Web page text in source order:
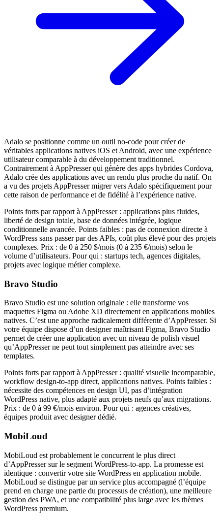
Adalo se positionne comme un outil no-code pour créer de
véritables applications natives iOS et Android, avec une expérience
utilisateur comparable à du développement traditionnel.
Contrairement à AppPresser qui génère des apps hybrides Cordova,
Adalo crée des applications avec un rendu plus proche du natif. On
a vu des projets AppPresser migrer vers Adalo spécifiquement pour
cette raison de performance et de fidélité à l’expérience native.
Points forts par rapport à AppPresser : applications plus fluides,
liberté de design totale, base de données intégrée, logique
conditionnelle avancée. Points faibles : pas de connexion directe à
WordPress sans passer par des APIs, coût plus élevé pour des projets
complexes. Prix : de 0 à 250 $/mois (0 à 235 €/mois) selon le
volume d’utilisateurs. Pour qui : startups tech, agences digitales,
projets avec logique métier complexe.
Bravo Studio
Bravo Studio est une solution originale : elle transforme vos
maquettes Figma ou Adobe XD directement en applications mobiles
natives. C’est une approche radicalement différente d’AppPresser. Si
votre équipe dispose d’un designer maîtrisant Figma, Bravo Studio
permet de créer une application avec un niveau de polish visuel
qu’AppPresser ne peut tout simplement pas atteindre avec ses
templates.
Points forts par rapport à AppPresser : qualité visuelle incomparable,
workflow design-to-app direct, applications natives. Points faibles :
nécessite des compétences en design UI, pas d’intégration
WordPress native, plus adapté aux projets neufs qu’aux migrations.
Prix : de 0 à 99 €/mois environ. Pour qui : agences créatives,
équipes produit avec designer dédié.
MobiLoud
MobiLoud est probablement le concurrent le plus direct
d’AppPresser sur le segment WordPress-to-app. La promesse est
identique : convertir votre site WordPress en application mobile.
MobiLoud se distingue par un service plus accompagné (l’équipe
prend en charge une partie du processus de création), une meilleure
gestion des PWA, et une compatibilité plus large avec les thèmes
WordPress premium.